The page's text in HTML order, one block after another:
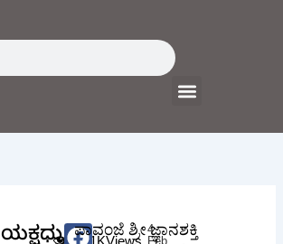
Menu
ಯಕ್ಷಧ್ರುವ
4
Feb
ಪಾವಂಜೆ ಶ್ರೀ ಜ್ಞಾನಶಕ್ತಿ